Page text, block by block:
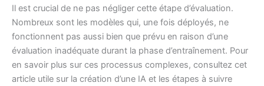
Il est crucial de ne pas négliger cette étape d’évaluation.
Nombreux sont les modèles qui, une fois déployés, ne
fonctionnent pas aussi bien que prévu en raison d’une
évaluation inadéquate durant la phase d’entraînement. Pour
en savoir plus sur ces processus complexes, consultez cet
article utile sur la création d’une IA et les étapes à suivre